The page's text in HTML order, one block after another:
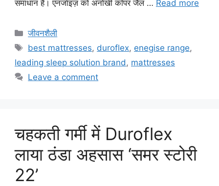
समाधान है। एनर्जाइज़ को अनोखी कॉपर जैल … Read more
जीवनशैली
best mattresses, duroflex, enegise range,
leading sleep solution brand, mattresses
Leave a comment
चहकती गर्मी में Duroflex
लाया ठंडा अहसास ‘समर स्‍टोरी
22’